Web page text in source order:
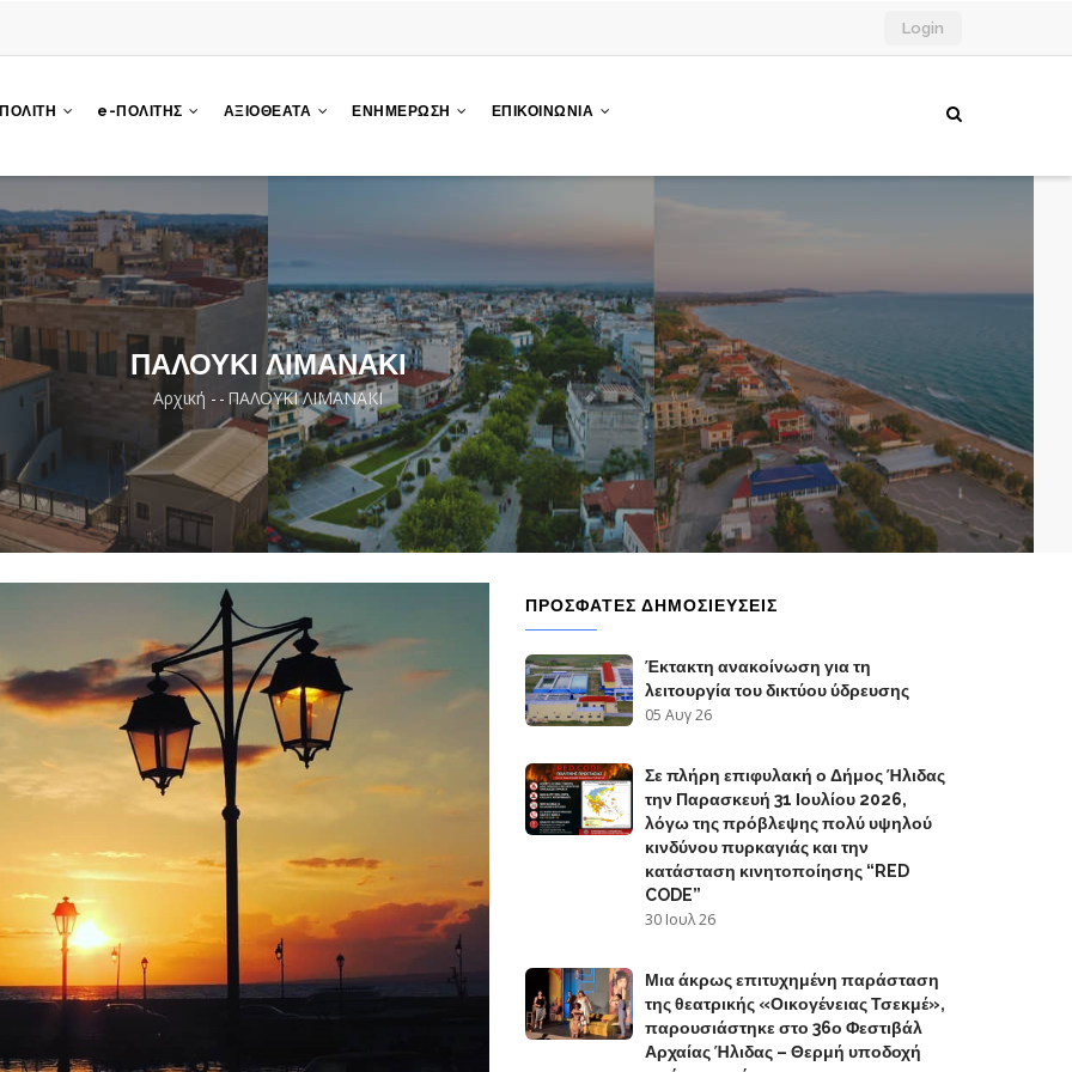
Login
e-ΠΟΛΙΤΗΣ ΑΞΙΟΘΕΑΤΑ ΕΝΗΜΕΡΩΣΗ ΕΠΙΚΟΙΝΩΝΙΑ
ΠΑΛΟΥΚΙ ΛΙΜΑΝΑΚΙ
Breadcrumb
Αρχική - - ΠΑΛΟΥΚΙ ΛΙΜΑΝΑΚΙ
ΠΡΟΣΦΑΤΕΣ ΔΗΜΟΣΙΕΥΣΕΙΣ
Έκτακτη ανακοίνωση για τη
λειτουργία του δικτύου ύδρευσης
05 Αυγ 26
Σε πλήρη επιφυλακή ο Δήμος Ήλιδας
την Παρασκευή 31 Ιουλίου 2026,
λόγω της πρόβλεψης πολύ υψηλού
κινδύνου πυρκαγιάς και την
κατάσταση κινητοποίησης “RED
CODE”
30 Ιουλ 26
Μια άκρως επιτυχημένη παράσταση
της θεατρικής «Οικογένειας Τσεκμέ»,
παρουσιάστηκε στο 36ο Φεστιβάλ
Αρχαίας Ήλιδας – Θερμή υποδοχή